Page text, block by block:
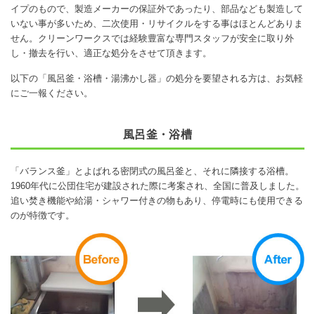
イプのもので、製造メーカーの保証外であったり、部品なども製造して
いない事が多いため、二次使用・リサイクルをする事はほとんどありま
せん。クリーンワークスでは経験豊富な専門スタッフが安全に取り外
し・撤去を行い、適正な処分をさせて頂きます。
以下の「風呂釜・浴槽・湯沸かし器」の処分を要望される方は、お気軽
にご一報ください。
風呂釜・浴槽
「バランス釜」とよばれる密閉式の風呂釜と、それに隣接する浴槽。
1960年代に公団住宅が建設された際に考案され、全国に普及しました。
追い焚き機能や給湯・シャワー付きの物もあり、停電時にも使用できる
のが特徴です。